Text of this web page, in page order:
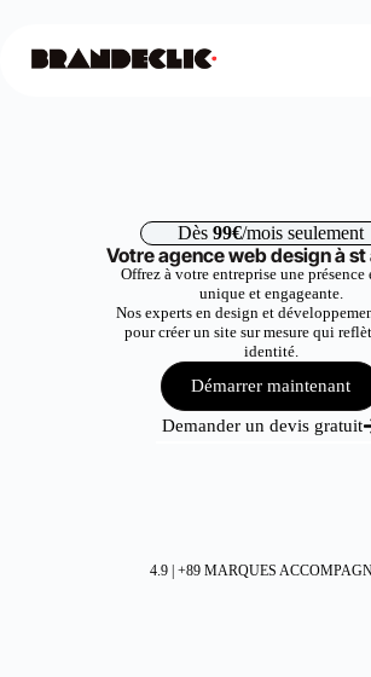
Dès 99€/mois seulement
Votre agence web design à
Offrez à votre entreprise une présence
unique et engageante.
Nos experts en design et
pour créer un site sur mesure qui
identité.
Démarrer maintenant
Demander un devis gratuit
4.9 | +89 MARQUES